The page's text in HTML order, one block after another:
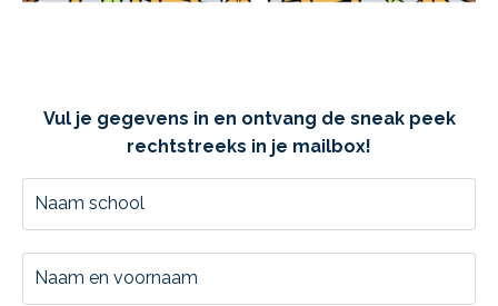
Vul je gegevens in en ontvang de sneak peek
rechtstreeks in je mailbox!